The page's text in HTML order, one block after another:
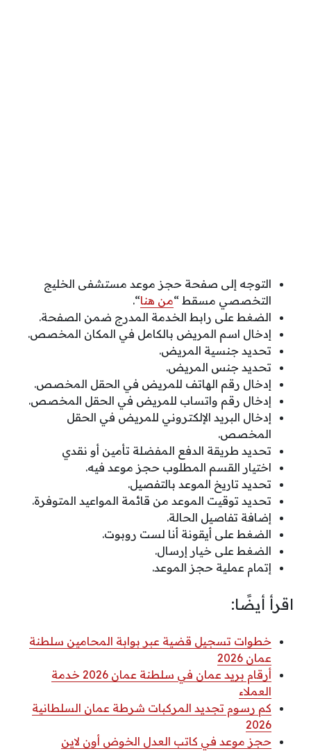
التوجه إلى صفحة حجز موعد مستشفى الخليج
التخصصي مسقط “من هنا“.
الضغط على رابط الخدمة المدرج ضمن الصفحة.
إدخال اسم المريض بالكامل في المكان المخصص.
تحديد جنسية المريض.
تحديد جنس المريض.
إدخال رقم الهاتف للمريض في الحقل المخصص.
إدخال رقم واتساب للمريض في الحقل المخصص.
إدخال البريد الإلكتروني للمريض في الحقل
المخصص.
تحديد طريقة الدفع المفضلة تأمين أو نقدي
اختيار القسم المطلوب حجز موعد فيه.
تحديد تاريخ الموعد بالتفصيل.
تحديد توقيت الموعد من قائمة المواعيد المتوفرة.
إضافة تفاصيل الحالة.
الضغط على أيقونة أنا لست روبوت.
الضغط على خيار إرسال.
إتمام عملية حجز الموعد.
اقرأ أيضًا:
خطوات تسجيل قضية عبر بوابة المحامين سلطنة
عمان 2026
أرقام بريد عمان في سلطنة عمان 2026 خدمة
العملاء
كم رسوم تجديد المركبات شرطة عمان السلطانية
2026
حجز موعد في كاتب العدل الخوض أون لاين